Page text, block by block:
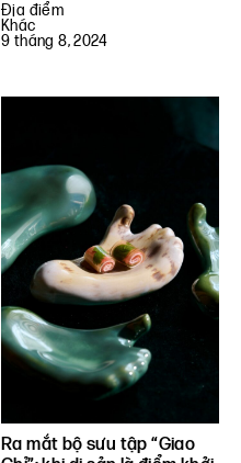
Địa điểm
Khác
9 tháng 8, 2024
Ra mắt bộ sưu tập “Giao